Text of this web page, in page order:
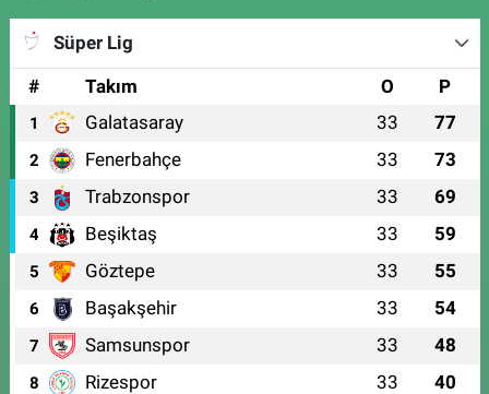
Süper Lig
#
Takım O P
1 Galatasaray 33 77
2 Fenerbahçe 33 73
3 Trabzonspor 33 69
4 Beşiktaş 33 59
5 Göztepe 33 55
6 Başakşehir 33 54
7 Samsunspor 33 48
8 Rizespor 33 40